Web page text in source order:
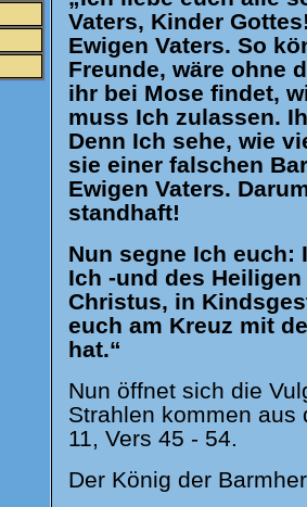
Vaters, Kinder
Ewigen Vaters. So
Freunde, wäre ohne
ihr bei Mose findet,
muss Ich zulassen.
Denn Ich sehe, wie
sie einer falschen
Ewigen Vaters.
standhaft!
Nun segne Ich euch:
Ich -und des
Christus, in
euch am Kreuz mit
hat.“
Nun öffnet sich die
Strahlen kommen aus
11, Vers 45 - 54.
Der König der